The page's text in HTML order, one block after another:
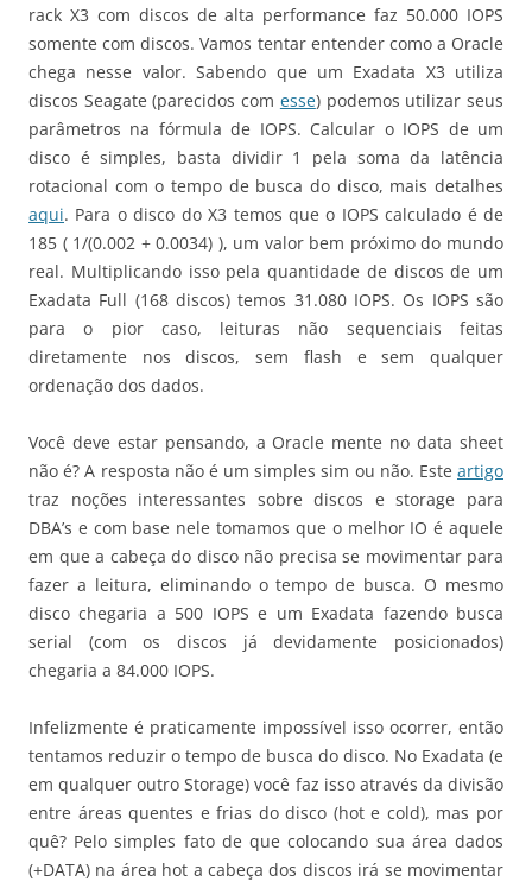
rack X3 com discos de alta performance faz 50.000 IOPS
somente com discos. Vamos tentar entender como a Oracle
chega nesse valor. Sabendo que um Exadata X3 utiliza
discos Seagate (parecidos com esse) podemos utilizar seus
parâmetros na fórmula de IOPS. Calcular o IOPS de um
disco é simples, basta dividir 1 pela soma da latência
rotacional com o tempo de busca do disco, mais detalhes
aqui. Para o disco do X3 temos que o IOPS calculado é de
185 ( 1/(0.002 + 0.0034) ), um valor bem próximo do mundo
real. Multiplicando isso pela quantidade de discos de um
Exadata Full (168 discos) temos 31.080 IOPS. Os IOPS são
para o pior caso, leituras não sequenciais feitas
diretamente nos discos, sem flash e sem qualquer
ordenação dos dados.
Você deve estar pensando, a Oracle mente no data sheet
não é? A resposta não é um simples sim ou não. Este artigo
traz noções interessantes sobre discos e storage para
DBA’s e com base nele tomamos que o melhor IO é aquele
em que a cabeça do disco não precisa se movimentar para
fazer a leitura, eliminando o tempo de busca. O mesmo
disco chegaria a 500 IOPS e um Exadata fazendo busca
serial (com os discos já devidamente posicionados)
chegaria a 84.000 IOPS.
Infelizmente é praticamente impossível isso ocorrer, então
tentamos reduzir o tempo de busca do disco. No Exadata (e
em qualquer outro Storage) você faz isso através da divisão
entre áreas quentes e frias do disco (hot e cold), mas por
quê? Pelo simples fato de que colocando sua área dados
(+DATA) na área hot a cabeça dos discos irá se movimentar